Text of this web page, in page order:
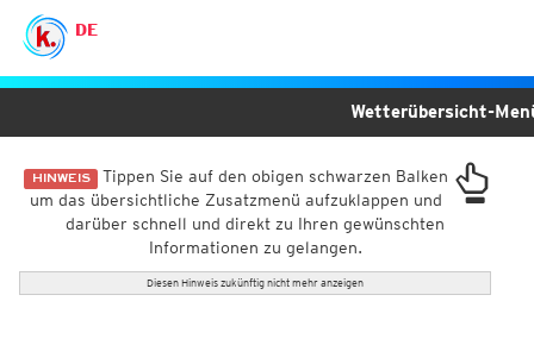
DE
HINWEIS Tippen Sie auf den obigen schwarzen Balken
um das übersichtliche Zusatzmenü aufzuklappen und
darüber schnell und direkt zu Ihren gewünschten
Informationen zu gelangen.
Diesen Hinweis zukünftig nicht mehr anzeigen
Wetterübersicht-